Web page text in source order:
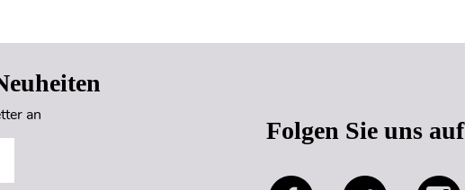
an
Folgen Sie uns auf